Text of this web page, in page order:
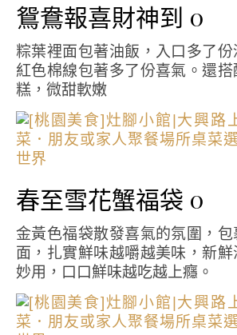
鴛鴦報喜財神到 0
粽葉裡面包著油飯，入口多了
紅色棉線包著多了份喜氣。還
糕，微甜軟嫩
春至雪花蟹福袋 0
金黃色福袋散發喜氣的氛圍，
面，扎實鮮味越嚼越美味，新
妙用，口口鮮味越吃越上癮。